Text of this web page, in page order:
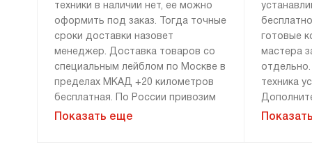
техники в наличии нет, ее можно
оформить под заказ. Тогда точные
сроки доставки назовет
менеджер. Доставка товаров со
специальным лейблом по Москве в
пределах МКАД +20 километров
бесплатная. По России привозим
технику бесплатно, если сумма
Показать еще
готовые
мастера
техника